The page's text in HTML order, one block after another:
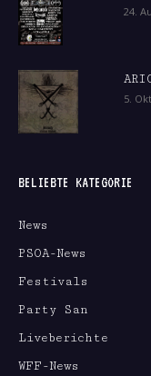
24.
5.
BELIEBTE KATEGORIE
News
PSOA-News
Festivals
Party San
Liveberichte
WFF-News